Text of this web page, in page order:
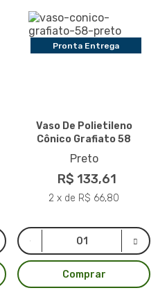
Pronta Entrega
Vaso De Polietileno
Cônico Grafiato 58
Preto
R$ 133,61
2 x de R$ 66,80
Comprar